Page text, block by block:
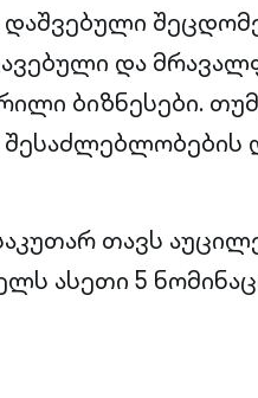
და
ბიზნესები.
შესაძლებლობების
თავს
ასეთი 5